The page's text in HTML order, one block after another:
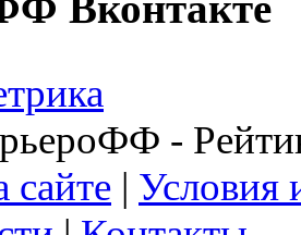
-
сайте | Условия